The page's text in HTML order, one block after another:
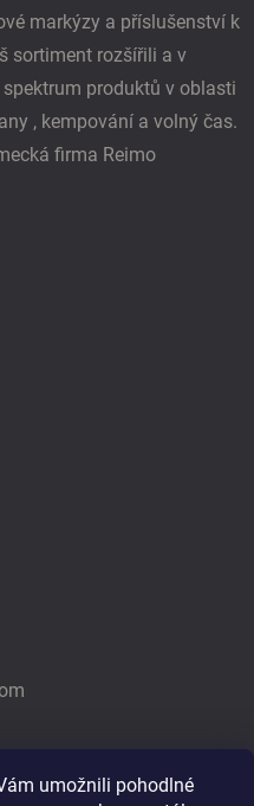
umožnili pohodlné
markýzy a příslušenství k
sortiment rozšířili a v
produktů v oblasti
, kempování a volný čas.
firma Reimo